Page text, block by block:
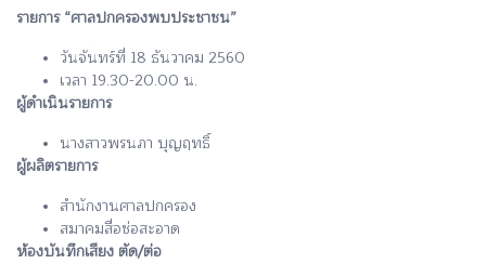
รายการ “ศาลปกครองพบประชาชน”
วันจันทร์ที่ 18 ธันวาคม 2560
เวลา 19.30-20.00 น.
ผู้ดำเนินรายการ
นางสาวพรนภา บุญฤทธิ์
ผู้ผลิตรายการ
สำนักงานศาลปกครอง
สมาคมสื่อช่อสะอาด
ห้องบันทึกเสียง ตัด/ต่อ